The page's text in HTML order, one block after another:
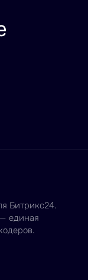
Битрикс24.
единая